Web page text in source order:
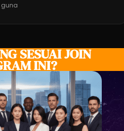
guna
SESUAI JOIN
INI?